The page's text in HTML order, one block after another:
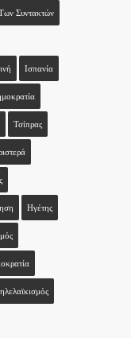
Συντακτών
Ισπανία
Τσίπρας
Ηγέτης